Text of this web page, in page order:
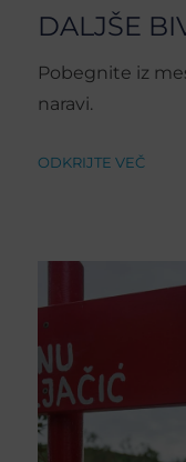
DALJŠE
Pobegnite iz
naravi.
ODKRIJTE VEČ